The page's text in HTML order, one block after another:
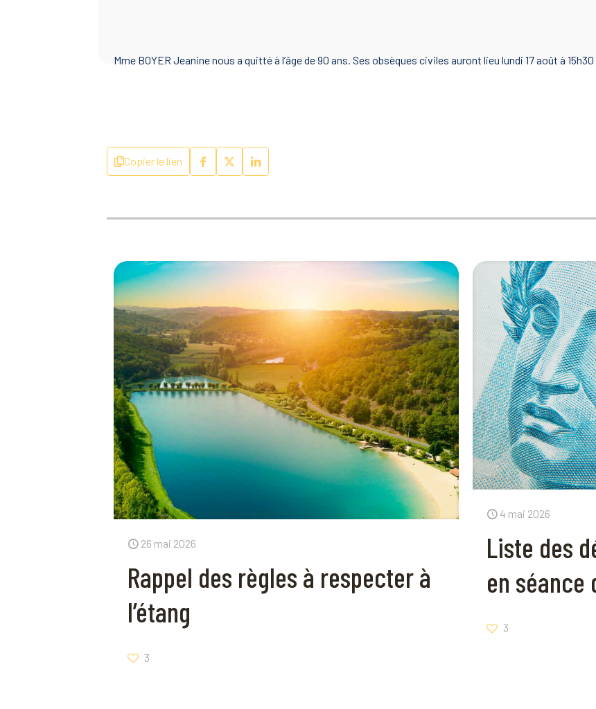
Mme BOYER Jeanine nous a quitté à l’âge de 90 ans. Ses obsèques civiles auront lieu lundi 17 août à
Copier le lien
26 mai 2026
Rappel des règles à respecter à
l’étang
3
4 mai 2026
Liste des
en séance
3